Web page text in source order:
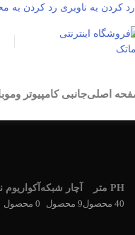
رد کردن به ناوبری رد کردن به
اصلیجانبی کامپیوتر
PH متر
40 محصول
آچار شبکه
9 محصول
آکواریوم نت پیل
0 محصول